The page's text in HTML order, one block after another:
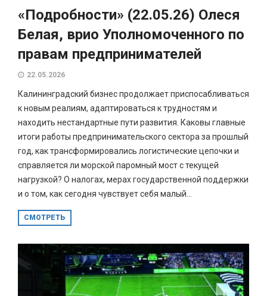
«Подробности» (22.05.26) Олеся
Белая, врио Уполномоченного по
правам предпринимателей
22.05.2026
Калининградский бизнес продолжает приспосабливаться
к новым реалиям, адаптироваться к трудностям и
находить нестандартные пути развития. Каковы главные
итоги работы предпринимательского сектора за прошлый
год, как трансформировались логистические цепочки и
справляется ли морской паромный мост с текущей
нагрузкой? О налогах, мерах государственной поддержки
и о том, как сегодня чувствует себя малый...
СМОТРЕТЬ